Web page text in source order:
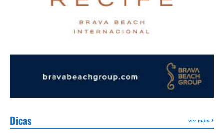
Dicas ver mais